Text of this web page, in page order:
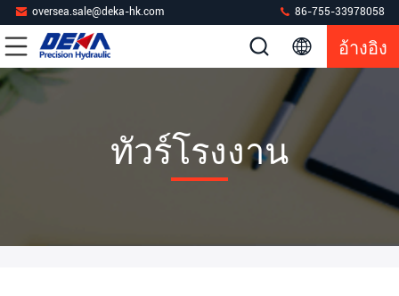
oversea.sale@deka-hk.com 86-755-33978058
อ้างอิง
ทัวร์โรงงาน